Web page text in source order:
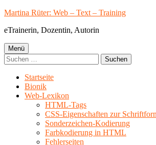
Springe
Inhalt
Martina Rüter: Web – Text – Training
eTrainerin, Dozentin, Autorin
Primäres
Menü
Menü
Suchen
nach:
Startseite
Bionik
Web-Lexikon
HTML-Tags
CSS-Eigenschaften zur
Sonderzeichen-Kodierung
Farbkodierung in HTML
Fehlerseiten